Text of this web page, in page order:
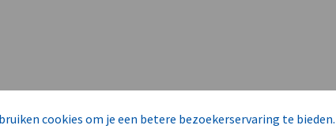
cookies om je een betere bezoekerservaring te bieden.